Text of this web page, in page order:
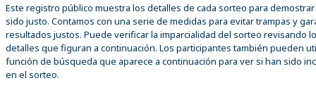
Este registro público muestra los detalles de cada sorteo para
sido justo. Contamos con una serie de medidas para evitar trampas y
resultados justos. Puede verificar la imparcialidad del sorteo revisando
detalles que figuran a continuación. Los participantes también pueden
función de búsqueda que aparece a continuación para ver si han sido
en el sorteo.